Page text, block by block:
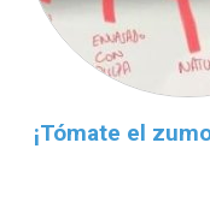
¡Tómate el